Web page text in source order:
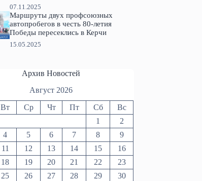
07.11.2025
Маршруты двух профсоюзных
автопробегов в честь 80-летия
Победы пересеклись в Керчи
15.05.2025
Архив Новостей
Август 2026
Вт Ср Чт Пт Сб
Вс
1
2
4 5 6 7 8
9
11 12 13 14 15
16
18 19 20 21 22
23
25 26 27 28 29
30